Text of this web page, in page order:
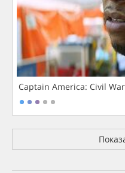
Captain America: Civil